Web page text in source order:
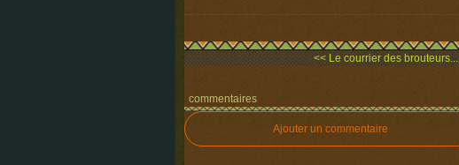
<< Le courrier des brouteurs...
commentaires
Ajouter un commentaire